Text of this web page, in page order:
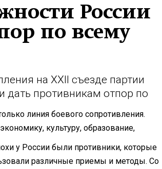
России
по всему
на XXII съезде партии
дать противникам отпор по
линия боевого сопротивления.
культуру, образование,
у России были противники, которые
различные приемы и методы. Со